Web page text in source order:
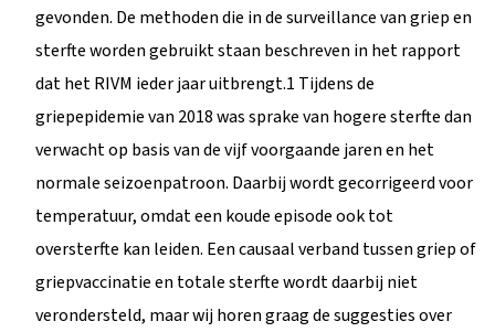
gevonden. De methoden die in de surveillance van griep en
sterfte worden gebruikt staan beschreven in het rapport
dat het RIVM ieder jaar uitbrengt.1 Tijdens de
griepepidemie van 2018 was sprake van hogere sterfte dan
verwacht op basis van de vijf voorgaande jaren en het
normale seizoenpatroon. Daarbij wordt gecorrigeerd voor
temperatuur, omdat een koude episode ook tot
oversterfte kan leiden. Een causaal verband tussen griep of
griepvaccinatie en totale sterfte wordt daarbij niet
verondersteld, maar wij horen graag de suggesties over